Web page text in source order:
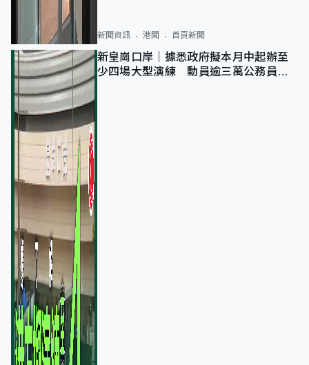
新聞資訊 港聞 首頁新聞
新皇崗口岸｜據悉政府擬本月中起辦至
少四場大型演練 動員逾三萬公務員人